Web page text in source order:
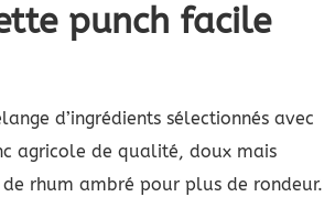
punch facile
d’ingrédients sélectionnés avec
agricole de qualité, doux mais
rhum ambré pour plus de rondeur.